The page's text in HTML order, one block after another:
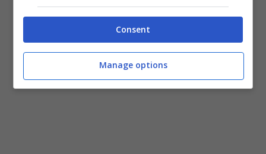
Consent
Manage options